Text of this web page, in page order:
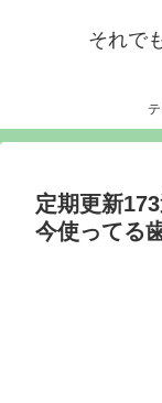
それで
定期更新
今使ってる